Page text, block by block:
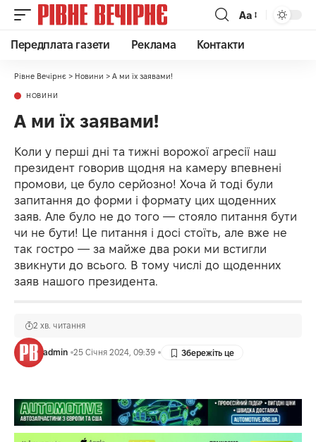
Аа
Передплата газети Реклама Контакти
Рівне Вечірнє > Новини > А ми їх заявами!
НОВИНИ
А ми їх заявами!
Коли у перші дні та тижні ворожої агресії наш
президент говорив щодня на камеру впевнені
промови, це було серйозно! Хоча й тоді були
запитання до форми і формату цих щоденних
заяв. Але було не до того — стояло питання бути
чи не бути! Це питання і досі стоїть, але вже не
так гостро — за майже два роки ми встигли
звикнути до всього. В тому числі до щоденних
заяв нашого президента.
admin 25 Січня 2024, 09:39
2 хв. читання